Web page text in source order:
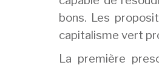
bons. Les
capitalisme vert
La première